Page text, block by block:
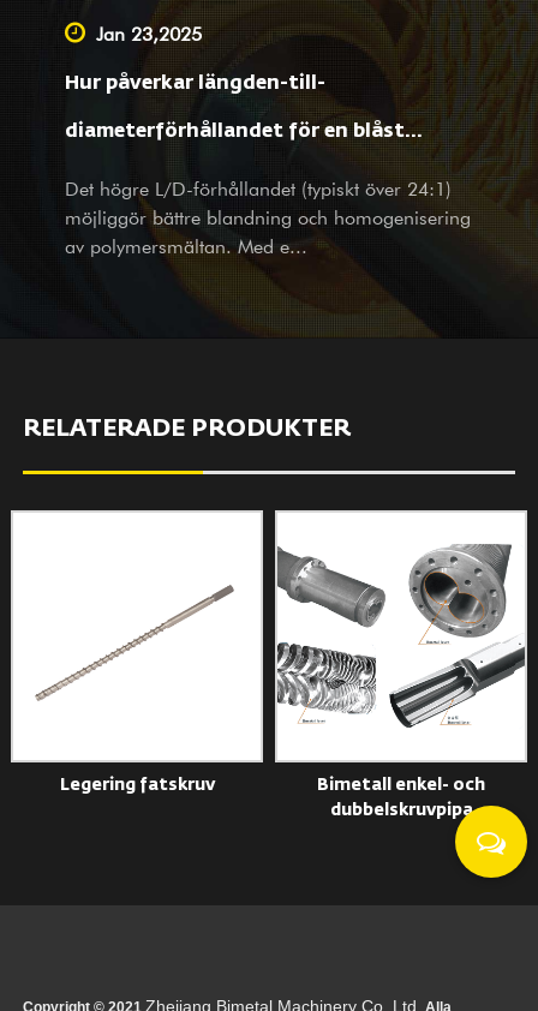
leverantör som utför OEM-service, besiktnings- och
karteringshjälp, samt designtjänster för stora och små företag
på hemmaplan. Oavsett om du är vår befintliga partner eller
potentiella kund, med produkter och tjänster välkomnar vi ditt
besök och förfrågningar varmt med våra helhjärtade och
omtänksamma tjänster.
Jan 23,2025
Hur påverkar längden-till-
diameterförhållandet för en blåst
filmextruderskruv materialbehandling
och filmegenskaper?
Det högre L/D-förhållandet (typiskt över 24:1)
möjliggör bättre blandning och homogenisering
av polymersmältan. Med e...
RELATERADE PRODUKTER
Legering fatskruv
Bimetall enkel- och
dubbelskruvpipa
Copyright © 2021Zhejiang Bimetal Machinery Co.,Ltd. Alla